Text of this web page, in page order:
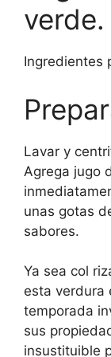
verde.
Ingredientes
Lavar y
Agrega jugo
unas gotas
sabores.
Ya sea col
esta verdura
temporada
sus
insustituible